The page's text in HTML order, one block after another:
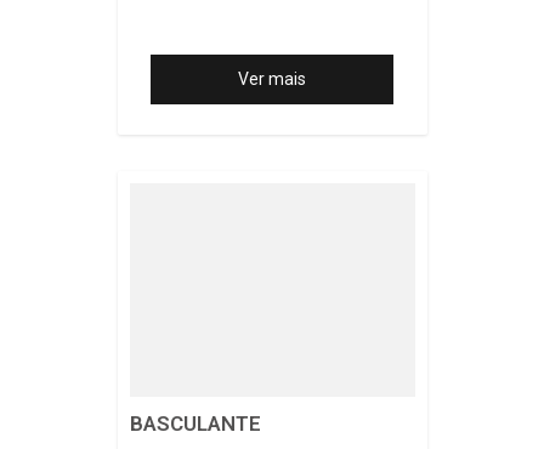
Ver mais
BASCULANTE